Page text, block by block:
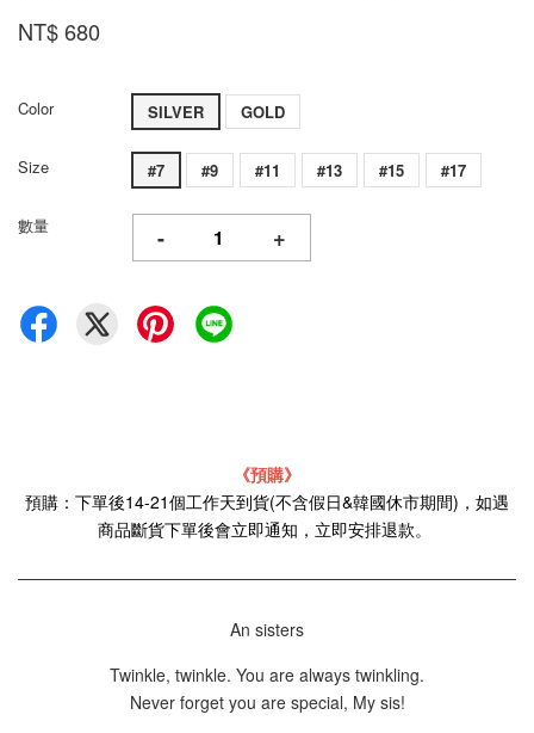
NT$ 680
Color SILVER GOLD
Size #7 #9 #11 #13 #15 #17
數量 - +
《預購》
預購：下單後14-21個工作天到貨(不含假日&韓國休市期間)，如遇
商品斷貨下單後會立即通知，立即安排退款。
An sisters
Twinkle, twinkle. You are always twinkling.
Never forget you are special, My sis!